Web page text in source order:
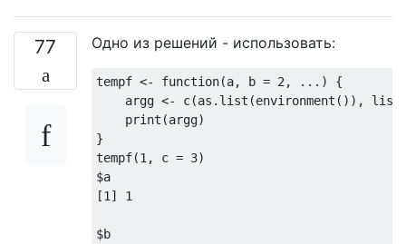
77 Одно из решений - использовать:
tempf <- function(a, b = 2 , ...) {
    argg <-
c(as.list(environment()), list
    print(argg)
}
tempf(1 , c = 3)
$a
[1 ] 1
$b